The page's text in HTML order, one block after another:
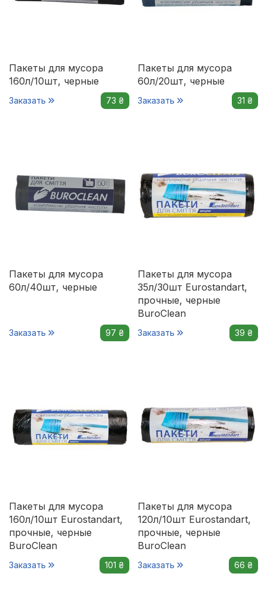
Пакеты для мусора
160л/10шт, черные
Заказать 73 ₴
Пакеты для мусора
60л/20шт, черные
Заказать 31 ₴
Пакеты для мусора
60л/40шт, черные
Заказать 97 ₴
Пакеты для мусора
35л/30шт Eurostandart,
прочные, черные
BuroClean
Заказать 39 ₴
Пакеты для мусора
160л/10шт Eurostandart,
прочные, черные
BuroClean
Заказать 101 ₴
Пакеты для мусора
120л/10шт Eurostandart,
прочные, черные
BuroClean
Заказать 66 ₴